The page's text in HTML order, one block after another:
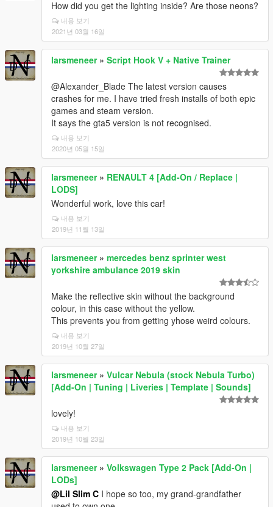
How did you get the lighting inside? Are those neons?
내용 보기
2021년 03월 16일
larsmeneer» Script Hook V + Native Trainer
@Alexander_Blade The latest version causes
crashes for me. I have tried fresh installs of both epic
games and steam version.
It says the gta5 version is not recognised.
내용 보기
2020년 05월 15일
larsmeneer» RENAULT 4 [Add-On / Replace |
LODS]
Wonderful work, love this car!
내용 보기
2019년 11월 13일
larsmeneer» mercedes benz sprinter west
yorkshire ambulance 2019 skin
Make the reflective skin without the background
colour, in this case without the yellow.
This prevents you from getting yhose weird colours.
내용 보기
2019년 10월 27일
larsmeneer» Vulcar Nebula (stock Nebula Turbo)
[Add-On | Tuning | Liveries | Template | Sounds]
lovely!
내용 보기
2019년 10월 23일
larsmeneer» Volkswagen Type 2 Pack [Add-On |
LODs]
@Lil Slim C I hope so too, my grand-grandfather